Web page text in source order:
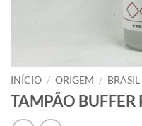
INÍCIO / ORIGEM / BRASIL
TAMPÃO